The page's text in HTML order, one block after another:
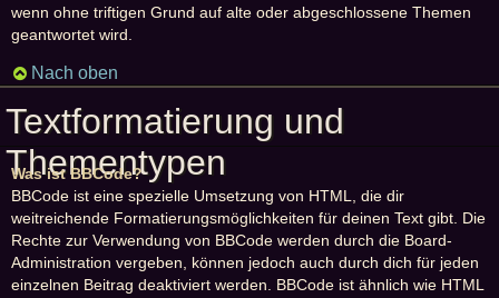
wenn ohne triftigen Grund auf alte oder abgeschlossene Themen
geantwortet wird.
Nach oben
Textformatierung und
Thementypen
Was ist BBCode?
BBCode ist eine spezielle Umsetzung von HTML, die dir
weitreichende Formatierungsmöglichkeiten für deinen Text gibt. Die
Rechte zur Verwendung von BBCode werden durch die Board-
Administration vergeben, können jedoch auch durch dich für jeden
einzelnen Beitrag deaktiviert werden. BBCode ist ähnlich wie HTML